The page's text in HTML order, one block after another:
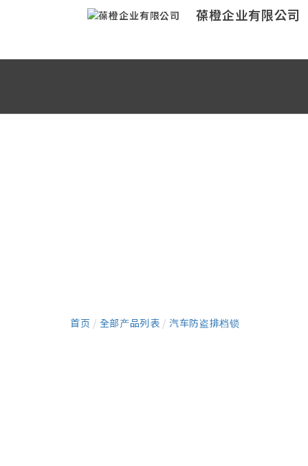
葆橙企业有限公司
首页 / 全部产品列表 / 汽车防盗排档锁